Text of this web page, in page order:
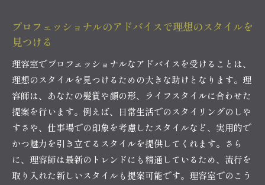
理容室でのカットがあなたの個性を引き出す秘密
理容室のカット技術が作る新しいスタイル
ハイライトで引き出す個性の魅力
顔の形に合ったカットで個性を強調
理容室のプロフェッショナルが持つ分析力
スタイルに合ったカットで自信をプラス
理容室のプロフェッショナルが持つスタイルへの情
熱
プロフェッショナルのアドバイスで理想のスタイルを
見つける
理容室でプロフェッショナルなアドバイスを受けることは、
理想のスタイルを見つけるための大きな助けとなります。理
容師は、あなたの髪質や顔の形、ライフスタイルに合わせた
提案を行います。例えば、日常生活でのスタイリングのしや
すさや、仕事場での印象を考慮したスタイルなど、実用的で
かつ魅力を引き立てるスタイルを提供してくれます。さら
に、理容師は最新のトレンドにも精通しているため、流行を
取り入れた新しいスタイルも提案可能です。理容室でのこう